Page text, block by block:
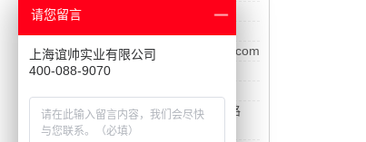
客服 QQ：7977639
企业邮箱：Lan82929@163.com
公司传真：021-39197319
公司地址：上海嘉定百安公路
538号4栋
请您留言
上海谊帅实业有限公司
400-088-9070